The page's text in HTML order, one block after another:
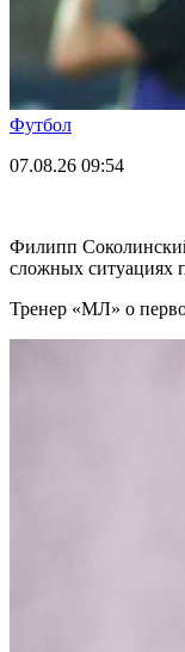
Футбол
07.08.26 09:54
Филипп
сложных ситуациях
Тренер «МЛ» о